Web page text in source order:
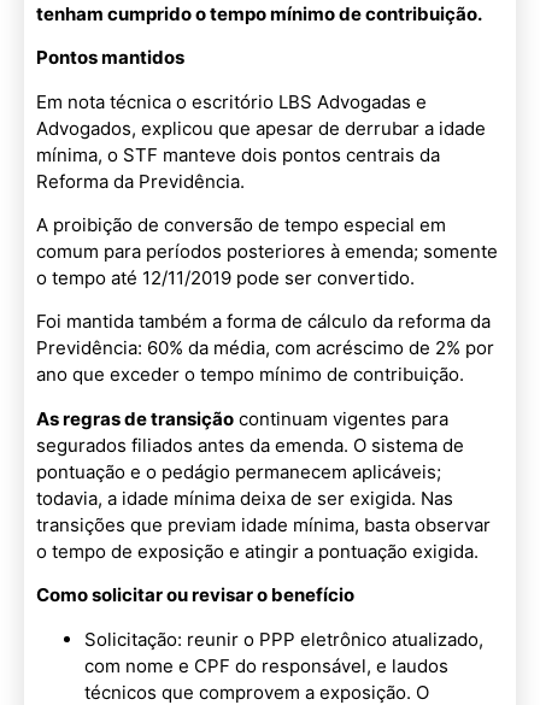
tenham cumprido o tempo mínimo de contribuição.
Pontos mantidos
Em nota técnica o escritório LBS Advogadas e
Advogados, explicou que apesar de derrubar a idade
mínima, o STF manteve dois pontos centrais da
Reforma da Previdência.
A proibição de conversão de tempo especial em
comum para períodos posteriores à emenda; somente
o tempo até 12/11/2019 pode ser convertido.
Foi mantida também a forma de cálculo da reforma da
Previdência: 60% da média, com acréscimo de 2% por
ano que exceder o tempo mínimo de contribuição.
As regras de transição continuam vigentes para
segurados filiados antes da emenda. O sistema de
pontuação e o pedágio permanecem aplicáveis;
todavia, a idade mínima deixa de ser exigida. Nas
transições que previam idade mínima, basta observar
o tempo de exposição e atingir a pontuação exigida.
Como solicitar ou revisar o benefício
Solicitação: reunir o PPP eletrônico atualizado,
com nome e CPF do responsável, e laudos
técnicos que comprovem a exposição. O